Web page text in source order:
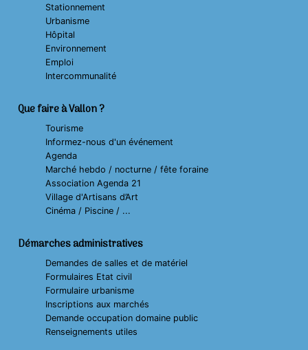
Stationnement
Urbanisme
Hôpital
Environnement
Emploi
Intercommunalité
Que faire à Vallon ?
Tourisme
Informez-nous d'un événement
Agenda
Marché hebdo / nocturne / fête foraine
Association Agenda 21
Village d'Artisans d’Art
Cinéma / Piscine / ...
Démarches administratives
Demandes de salles et de matériel
Formulaires Etat civil
Formulaire urbanisme
Inscriptions aux marchés
Demande occupation domaine public
Renseignements utiles